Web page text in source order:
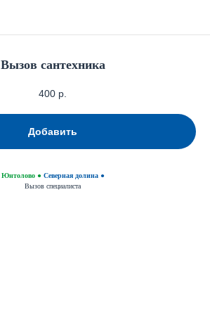
Вызов сантехника
400 р.
Добавить
Юнтолово ● Северная долина ●
Вызов специалиста